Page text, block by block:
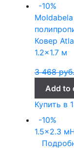
-10%
Moldabela
Ковер
1.2×1.7 м
3 468руб.
Add to
Купить в
-10%
1.5x2.3 м